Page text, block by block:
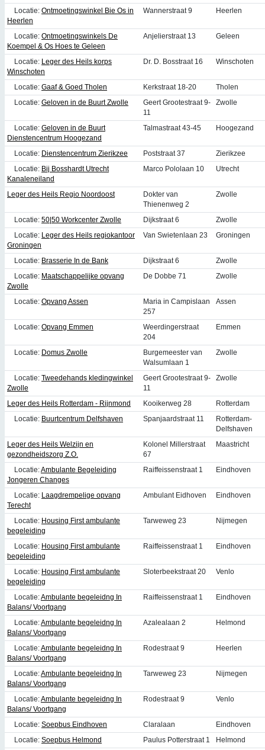
Locatie: Ontmoetingswinkel Bie Os in
Heerlen
Wannerstraat 9 Heerlen
Locatie: Ontmoetingswinkels De
Koempel & Os Hoes te Geleen
Anjelierstraat 13 Geleen
Locatie: Leger des Heils korps
Winschoten
Dr. D. Bosstraat 16 Winschoten
Locatie: Gaaf & Goed Tholen Kerkstraat 18-20
Tholen
Locatie: Geloven in de Buurt Zwolle
Geert Grootestraat 9-
11
Zwolle
Locatie: Geloven in de Buurt
Dienstencentrum Hoogezand
Talmastraat 43-45 Hoogezand
Locatie: Dienstencentrum Zierikzee Poststraat 37
Zierikzee
Locatie: Bij Bosshardt Utrecht
Kanaleneiland
Marco Pololaan 10 Utrecht
Leger des Heils Regio Noordoost
Dokter van
Thienenweg 2
Zwolle
Locatie: 50|50 Workcenter Zwolle Dijkstraat 6
Zwolle
Locatie: Leger des Heils regiokantoor
Groningen
Van Swietenlaan 23 Groningen
Locatie: Brasserie In de Bank Dijkstraat 6
Zwolle
Locatie: Maatschappelijke opvang
Zwolle
De Dobbe 71 Zwolle
Locatie: Opvang Assen
Maria in Campislaan
257
Assen
Locatie: Opvang Emmen
Weerdingerstraat
204
Emmen
Locatie: Domus Zwolle
Burgemeester van
Walsumlaan 1
Zwolle
Locatie: Tweedehands kledingwinkel
Zwolle
Geert Grootestraat 9-
11
Zwolle
Leger des Heils Rotterdam - Rijnmond Kooikerweg 28
Rotterdam
Locatie: Buurtcentrum Delfshaven Spanjaardstraat 11
Rotterdam-
Delfshaven
Leger des Heils Welzijn en
gezondheidszorg Z.O.
Kolonel Millerstraat
67
Maastricht
Locatie:Ambulante Begeleiding
Jongeren Changes
Raiffeissenstraat 1 Eindhoven
Locatie: Laagdrempelige opvang
Terecht
Ambulant Eidhoven Eindhoven
Locatie: Housing First ambulante
begeleiding
Tarweweg 23 Nijmegen
Locatie: Housing First ambulante
begeleiding
Raiffeissenstraat 1 Eindhoven
Locatie: Housing First ambulante
begeleiding
Sloterbeekstraat 20 Venlo
Locatie:Ambulante begeleidng In
Balans/ Voortgang
Raiffeissenstraat 1 Eindhoven
Locatie:Ambulante begeleidng In
Balans/ Voortgang
Azalealaan 2 Helmond
Locatie:Ambulante begeleidng In
Balans/ Voortgang
Rodestraat 9 Heerlen
Locatie:Ambulante begeleidng In
Balans/ Voortgang
Tarweweg 23 Nijmegen
Locatie:Ambulante begeleidng In
Balans/ Voortgang
Rodestraat 9 Venlo
Locatie: Soepbus Eindhoven Claralaan
Eindhoven
Locatie: Soepbus Helmond Paulus Potterstraat 1
Helmond